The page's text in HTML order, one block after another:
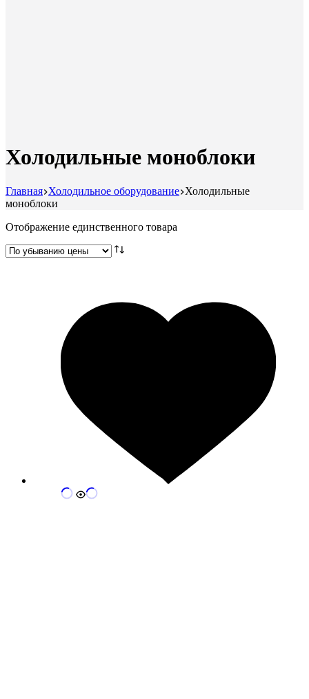
Холодильные моноблоки
Главная Холодильное оборудование Холодильные
моноблоки
Отображение единственного товара